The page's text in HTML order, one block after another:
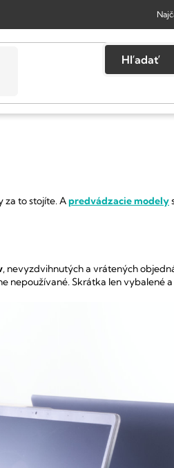
Hľadať
za to stojíte.Apredvádzacie modely
, nevyzdvihnutých a vrátených
nepoužívané.Skrátka len vybalené